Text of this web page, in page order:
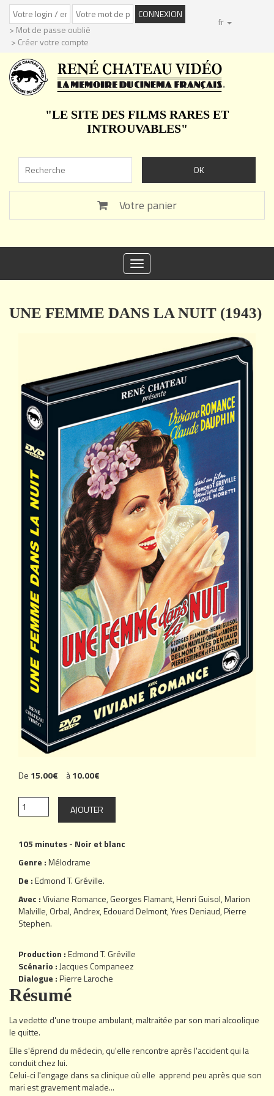
> Mot de passe oublié
> Créer votre compte
fr
"LE SITE DES FILMS RARES ET
INTROUVABLES"
Votre panier
Toggle
navigation
UNE FEMME DANS LA NUIT (1943)
De 15.00€ à10.00€
105 minutes - Noir et blanc
Genre :Mélodrame
De :Edmond T. Gréville.
Avec :Viviane Romance,Georges Flamant,Henri Guisol,Marion
Malville,Orbal,Andrex,Edouard Delmont,Yves Deniaud,Pierre
Stephen.
Production :Edmond T. Gréville
Scénario : Jacques Companeez
Dialogue :Pierre Laroche
Résumé
La vedette d'une troupe ambulant, maltraitée par son mari alcoolique
le quitte.
Elle s'éprend du médecin, qu'elle rencontre après l'accident qui la
conduit chez lui.
Celui-ci l'engage dans sa clinique où elle apprend peu après que son
mari est gravement malade...